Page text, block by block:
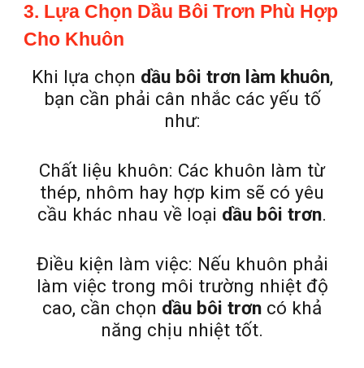
3. Lựa Chọn Dầu Bôi Trơn Phù Hợp
Cho Khuôn
Khi lựa chọn dầu bôi trơn làm khuôn,
bạn cần phải cân nhắc các yếu tố
như:
Chất liệu khuôn: Các khuôn làm từ
thép, nhôm hay hợp kim sẽ có yêu
cầu khác nhau về loại dầu bôi trơn.
Điều kiện làm việc: Nếu khuôn phải
làm việc trong môi trường nhiệt độ
cao, cần chọn dầu bôi trơn có khả
năng chịu nhiệt tốt.